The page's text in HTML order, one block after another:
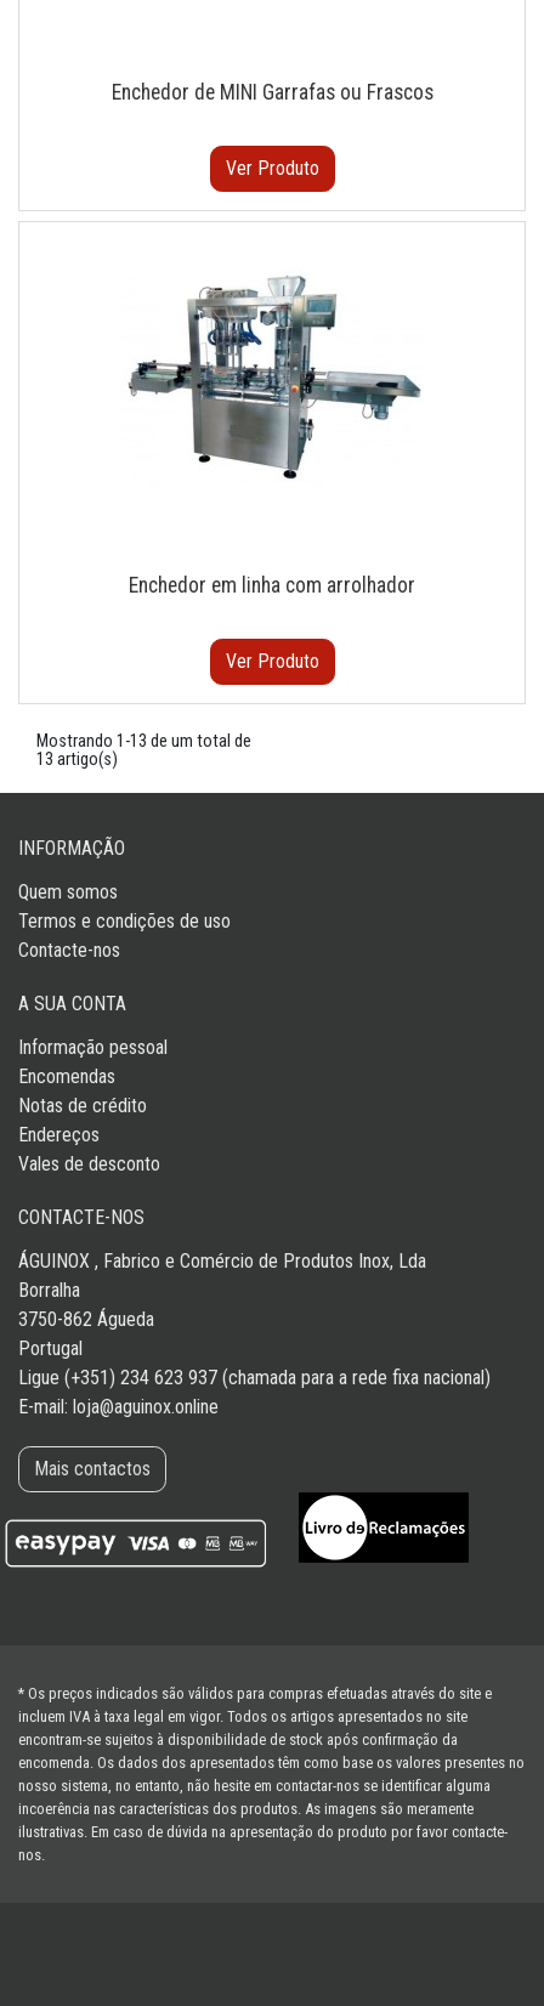
Enchedor de MINI Garrafas ou Frascos
Ver Produto
Enchedor em linha com arrolhador
Ver Produto
Mostrando 1-13 de um total de
13 artigo(s)
INFORMAÇÃO
Quem somos
Termos e condições de uso
Contacte-nos
A SUA CONTA
Informação pessoal
Encomendas
Notas de crédito
Endereços
Vales de desconto
CONTACTE-NOS
ÁGUINOX , Fabrico e Comércio de Produtos Inox, Lda
Borralha
3750-862 Águeda
Portugal
Ligue (+351) 234 623 937 (chamada para a rede fixa nacional)
E-mail: loja@aguinox.online
Mais contactos
* Os preços indicados são válidos para compras efetuadas através do site e
incluem IVA à taxa legal em vigor. Todos os artigos apresentados no site
encontram-se sujeitos à disponibilidade de stock após confirmação da
encomenda. Os dados dos apresentados têm como base os valores presentes no
nosso sistema, no entanto, não hesite em contactar-nos se identificar alguma
incoerência nas características dos produtos. As imagens são meramente
ilustrativas. Em caso de dúvida na apresentação do produto por favor contacte-
nos.